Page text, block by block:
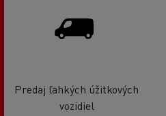
Predaj ľahkých úžitkových
vozidiel